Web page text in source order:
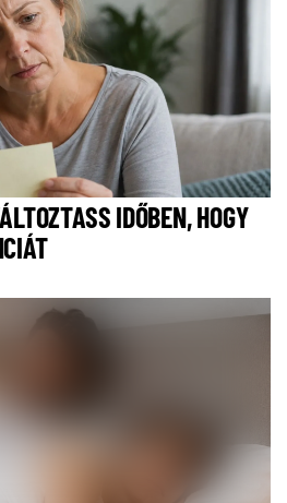
IDŐBEN, HOGY